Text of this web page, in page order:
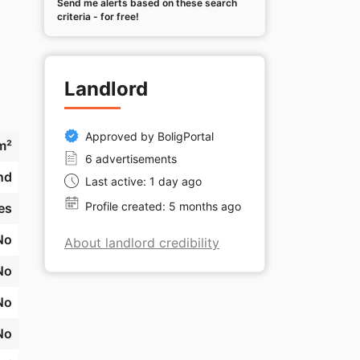
Send me alerts based on these search
criteria - for free!
Landlord
Approved by BoligPortal
6 advertisements
Last active: 1 day ago
Profile created: 5 months ago
About landlord credibility